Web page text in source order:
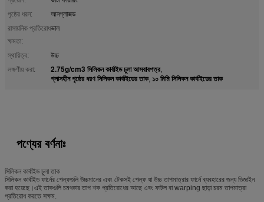
পৃষ্ঠের ধরন:
আনগ্লাজড
রাসায়নিক প্রতিরোধ
ক্ষমতা:
ভাল
স্থায়িত্ব:
উচ্চ
লক্ষণীয় করা:
2.75g/cm3 সিলিকন কার্বাইড চুলা আসবাবপত্র,
গ্লাসহীন পৃষ্ঠের ধরণ সিলিকন কার্বাইডের তাক, ১০ মিমি সিলিকন কার্বাইডের তাক
পণ্যের বর্ণনাঃ
সিলিকন কার্বাইড চুলা তাক
সিলিকন কার্বাইড ফার্নের শেল্ফগুলি উচ্চমানের এবং টেকসই শেল্ফ যা উচ্চ তাপমাত্রার ফার্নে ব্যবহারের জন্য ডিজাইন
করা হয়েছে।এই তাকগুলি চমৎকার তাপ শক প্রতিরোধের আছে এবং ফাটল বা warping ছাড়া চরম তাপমাত্রা
প্রতিরোধ করতে সক্ষম.